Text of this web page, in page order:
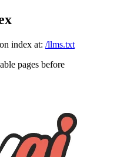
index at: /llms.txt
pages before